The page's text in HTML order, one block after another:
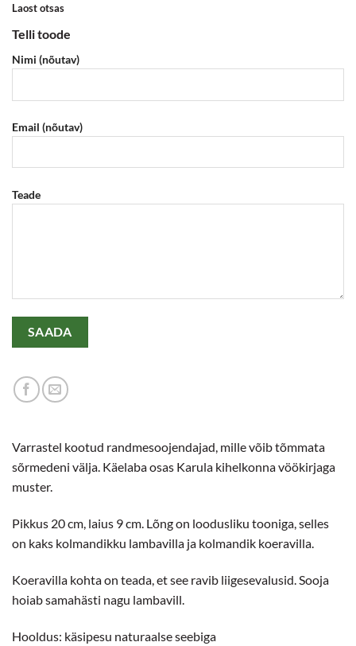
Laost otsas
Telli toode
Nimi (nõutav)
Email (nõutav)
Teade
Varrastel kootud randmesoojendajad, mille võib tõmmata
sõrmedeni välja. Käelaba osas Karula kihelkonna vöökirjaga
muster.
Pikkus 20 cm, laius 9 cm. Lõng on loodusliku tooniga, selles
on kaks kolmandikku lambavilla ja kolmandik koeravilla.
Koeravilla kohta on teada, et see ravib liigesevalusid. Sooja
hoiab samahästi nagu lambavill.
Hooldus: käsipesu naturaalse seebiga